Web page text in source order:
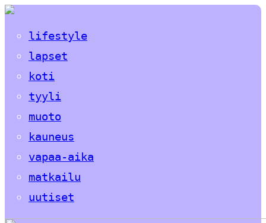
lifestyle
lapset
koti
tyyli
muoto
kauneus
vapaa-aika
matkailu
uutiset